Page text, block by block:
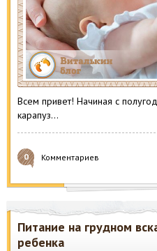
Всем привет! Начиная с
карапуз…
0 Комментариев
Питание на грудном
ребенка